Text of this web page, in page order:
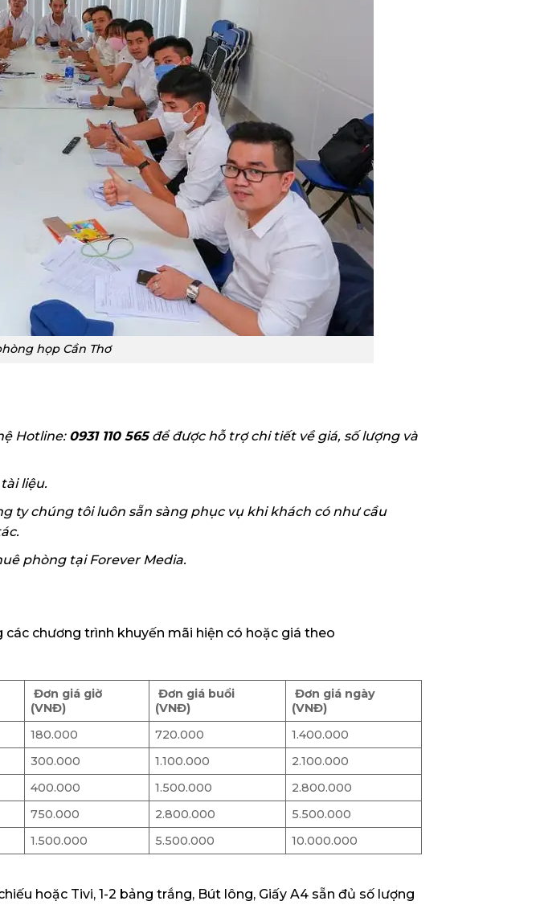
họp Cần Thơ
Hotline: 0931 110 565để được hỗ trợ chi tiết về giá, số lượng và
liệu.
ty chúng tôi luôn sẵn sàng phục vụ khi khách có như cầu
phòng tại Forever Media.
chương trình khuyến mãi hiện có hoặc giá theo
Đơn giá giờ
(VNĐ)
Đơn giá buổi
(VNĐ)
Đơn giá ngày
(VNĐ)
180.000 720.000
1.400.000
300.000 1.100.000
2.100.000
400.000 1.500.000
2.800.000
750.000 2.800.000
5.500.000
1.500.000 5.500.000 10.000.000
hoặc Tivi, 1-2 bảng trắng, Bút lông, Giấy A4 sẵn đủ số lượng